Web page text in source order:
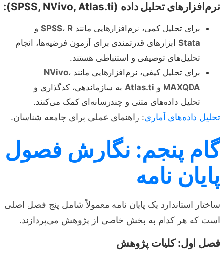
نرم‌افزارهای تحلیل داده (SPSS, NVivo, Atlas.ti):
برای تحلیل کمی، نرم‌افزارهایی مانند SPSS، R
و
Stata ابزارهای قدرتمندی برای آزمون فرضیه‌ها، انجام
تحلیل‌های توصیفی و استنباطی هستند.
برای تحلیل کیفی، نرم‌افزارهایی مانند NVivo،
MAXQDA و Atlas.ti به سازماندهی، کدگذاری و
تحلیل داده‌های متنی و چندرسانه‌ای کمک می‌کنند.
تحلیل داده‌های آماری: راهنمای عملی برای جامعه شناسان.
گام پنجم: نگارش فصول
پایان نامه
ساختار استاندارد یک پایان نامه معمولاً شامل پنج فصل اصلی
است که هر کدام به بخش خاصی از پژوهش می‌پردازند.
فصل اول: کلیات پژوهش